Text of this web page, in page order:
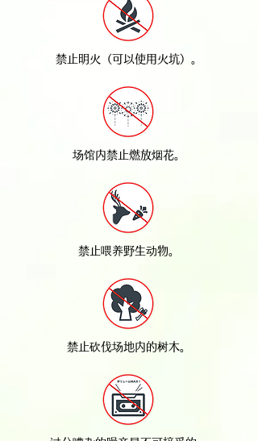
禁止明火（可以使用火坑）。
场馆内禁止燃放烟花。
禁止喂养野生动物。
禁止砍伐场地内的树木。